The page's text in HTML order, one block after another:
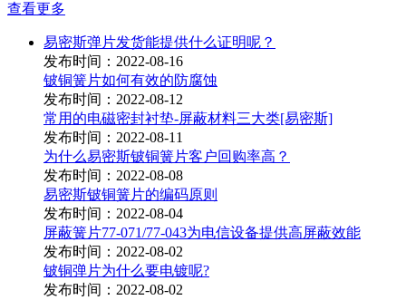
查看更多
易密斯弹片发货能提供什么证明呢？
发布时间：2022-08-16
铍铜簧片如何有效的防腐蚀
发布时间：2022-08-12
常用的电磁密封衬垫-屏蔽材料三大类[易密斯]
发布时间：2022-08-11
为什么易密斯铍铜簧片客户回购率高？
发布时间：2022-08-08
易密斯铍铜簧片的编码原则
发布时间：2022-08-04
屏蔽簧片77-071/77-043为电信设备提供高屏蔽效能
发布时间：2022-08-02
铍铜弹片为什么要电镀呢?
发布时间：2022-08-02